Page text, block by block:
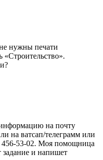
нужны печати
«Строительство».
на почту
на ватсап/телеграмм или
456-53-02. Моя помощница
задание и напишет